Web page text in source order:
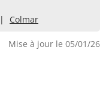
Colmar
Mise à jour le 05/01/26